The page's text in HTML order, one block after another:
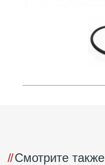
Смотрите также